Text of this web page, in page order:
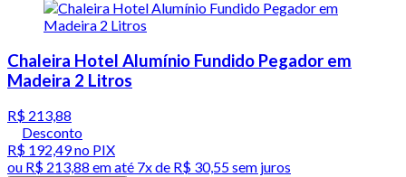
Chaleira Hotel Alumínio Fundido Pegador em
Madeira 2 Litros
R$ 213,88
Desconto
R$ 192,49no PIX
ou R$ 213,88 em até 7x de R$ 30,55 sem juros